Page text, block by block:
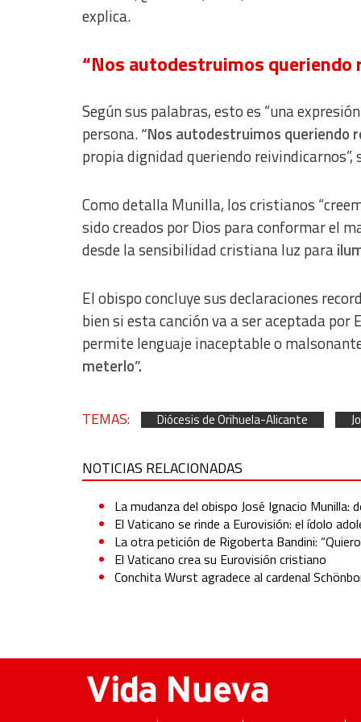
explica.
“Nos autodestruimos queriendo
Según sus palabras, esto es “una
persona.“Nos autodestruimos queriendo
propia dignidad queriendo reivindicarnos”,
Como detalla Munilla, los cristianos
sido creados por Dios para conformar el
desde la sensibilidad cristiana luz para
El obispo concluye sus declaraciones
bien si esta canción va a ser aceptada por
permite lenguaje inaceptable o
meterlo”.
TEMAS: Diócesis de Orihuela-Alicante
NOTICIAS RELACIONADAS
La mudanza del obispo José Ignacio Munilla:
El Vaticano se rinde a Eurovisión: el ídolo
La otra petición de Rigoberta Bandini:
El Vaticano crea su Eurovisión cristiano
Conchita Wurst agradece al cardenal
Develop and improve services
Use limited data to select content
Use precise geolocation data
Identify devices based on information actively requested
Non-IAB processing purposes:
Advertising